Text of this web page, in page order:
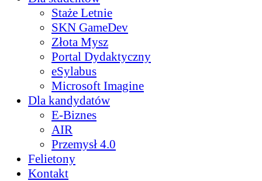
Staże Letnie
SKN GameDev
Złota Mysz
Portal Dydaktyczny
eSylabus
Microsoft Imagine
Dla kandydatów
E-Biznes
AIR
Przemysł 4.0
Felietony
Kontakt